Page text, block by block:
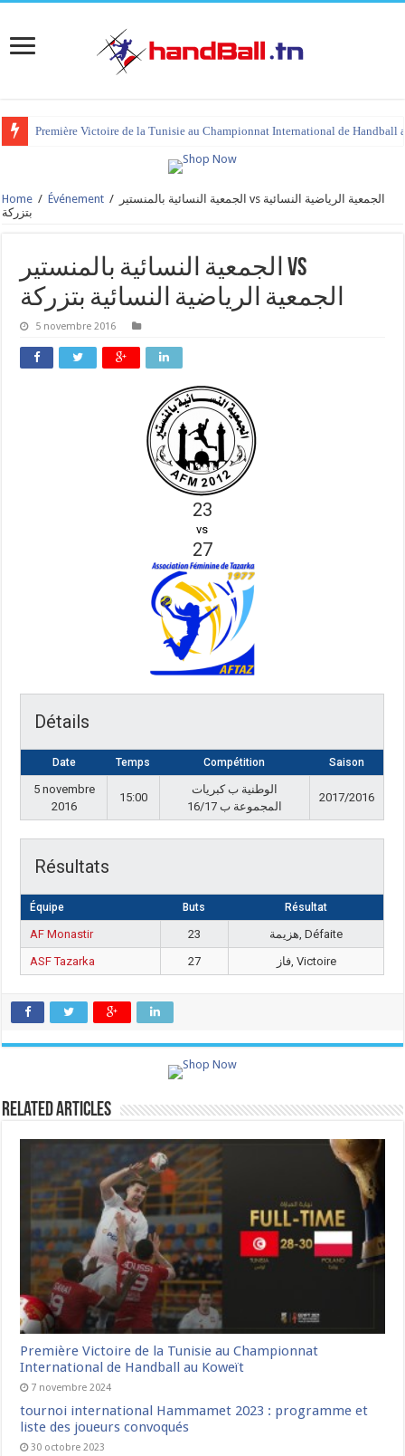
Première Victoire de la Tunisie au Championnat International de Handball
Home / Événement /
الجمعية النسائية بالمنستير vs الجمعية الرياضية النسائية
بتزركة
الجمعية النسائية بالمنستير vs
الجمعية الرياضية النسائية بتزركة
5 novembre 2016
23
vs
27
Détails
Date Temps Compétition Saison
5 novembre
2016
15:00
الوطنية ب كبريات
المجموعة ب 16/17
2017/2016
Résultats
Équipe Buts Résultat
AF Monastir 23
هزيمة, Défaite
ASF Tazarka
27 فاز, Victoire
Related Articles
Première Victoire de la Tunisie au Championnat
International de Handball au Koweït
7 novembre 2024
tournoi international Hammamet 2023 : programme et
liste des joueurs convoqués
30 octobre 2023